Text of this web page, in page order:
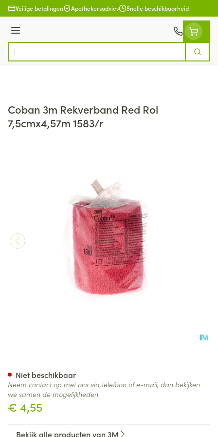
Ga naar de inhoud
Veilige betalingen Apothekersadvies Snelle beschikbaarheid
Menu
Product, merk, categorie...
Zoek
Coban 3m Rekverband Red Rol
7,5cmx4,57m 1583/r
€ 4,55
Niet beschikbaar
Neem contact op met ons via telefoon of e-mail, dan bekijken
we samen de mogelijkheden.
Bekijk alle producten van 3M